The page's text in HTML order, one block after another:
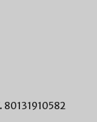
80131910582